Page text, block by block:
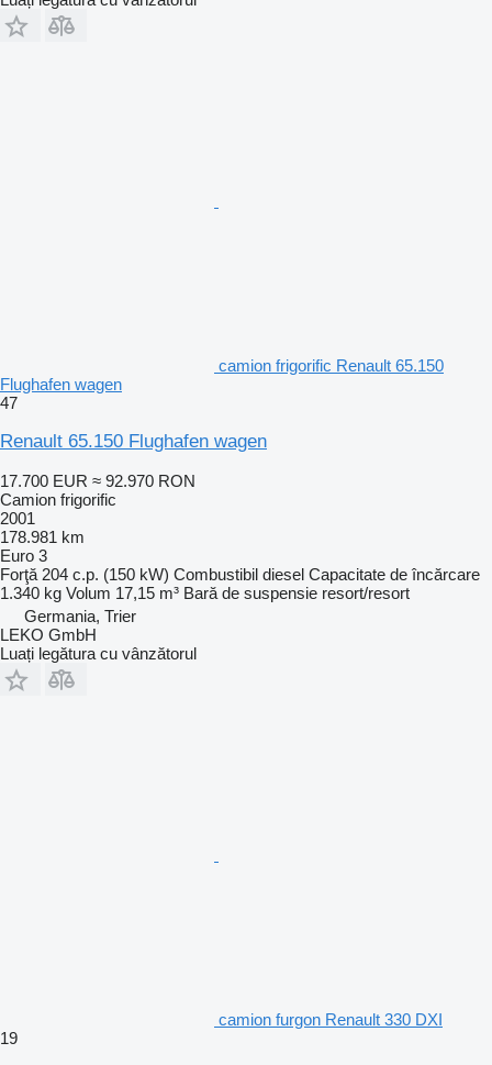
camion frigorific Renault 65.150
Flughafen wagen
47
Renault 65.150 Flughafen wagen
17.700 EUR ≈ 92.970 RON
Camion frigorific
2001
178.981 km
Euro 3
Forţă 204 c.p. (150 kW) Combustibil diesel Capacitate de încărcare
1.340 kg Volum 17,15 m³ Bară de suspensie resort/resort
Germania, Trier
LEKO GmbH
Luați legătura cu vânzătorul
camion furgon Renault 330 DXI
19